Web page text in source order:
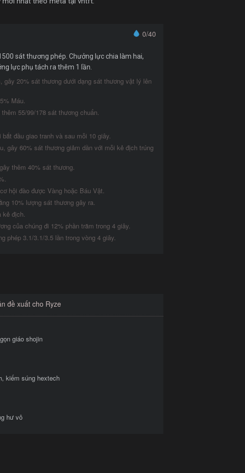
0/40
sát thương phép. Chưởng lực chia làm hai,
lực phụ tách ra thêm 1 lần.
20% sát thương dưới dạng sát thương vật lý lên
Máu.
55/99/178 sát thương chuẩn.
đầu giao tranh và sau mỗi 10 giây.
gây 60% sát thương giảm dần với mỗi kẻ địch trúng
thêm 40% sát thương.
hội đào được Vàng hoặc Báu Vật.
10% lượng sát thương gây ra.
địch.
của chúng đi 12% phần trăm trong 4 giây.
phép 3.1/3.1/3.5 lần trong vòng 4 giây.
đề xuất cho Ryze
giáo shojin
kiếm súng hextech
hư vô